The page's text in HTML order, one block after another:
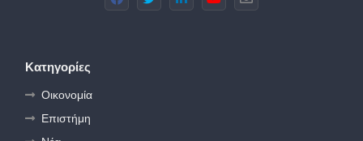
Κατηγορίες
Οικονομία
Επιστήμη